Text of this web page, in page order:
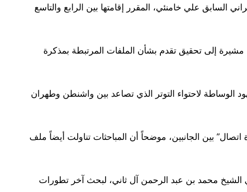
السابق علي خامنئي، المقرر إقامتها بين الرابع والتاسع
مشيرة إلى تحقيق تقدم بشأن الملفات المرتبطة بمذكرة
الوساطة لاحتواء التوتر الذي تصاعد بين واشنطن وطهران
بين الجانبين، موضحاً أن المباحثات تناولت أيضاً ملف
الشيخ محمد بن عبد الرحمن آل ثاني، لبحث آخر تطورات